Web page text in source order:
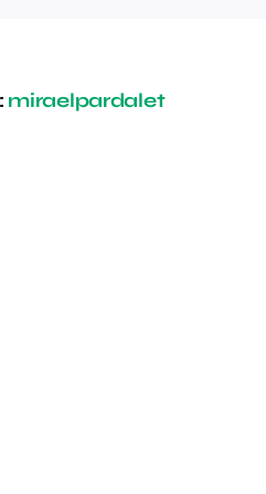
miraelpardalet